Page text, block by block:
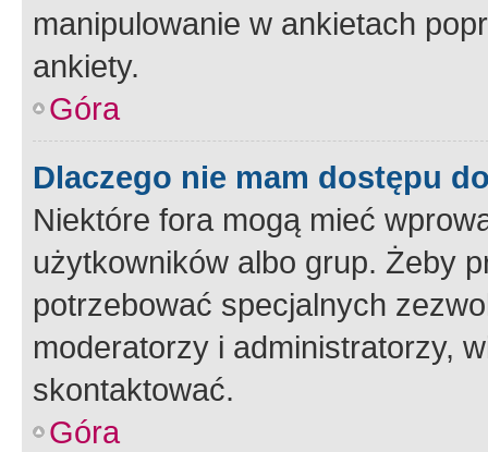
manipulowanie w ankietach
ankiety.
Góra
Dlaczego nie mam dostępu
Niektóre fora mogą mieć
użytkowników albo grup. Żeby
potrzebować specjalnych
moderatorzy i administratorzy,
skontaktować.
Góra